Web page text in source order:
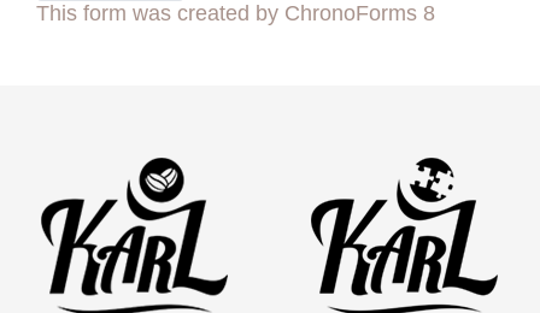
This form was created by ChronoForms 8